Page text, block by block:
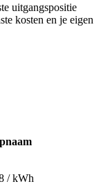
uitgangspositie
kosten en je eigen
/ kWh